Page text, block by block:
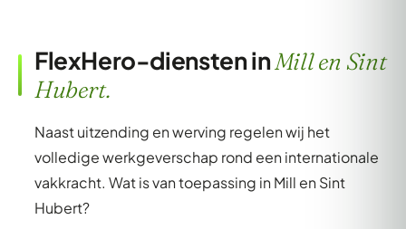
FlexHero-diensten inMill en Sint
Hubert.
Naast uitzending en werving regelen wij het
volledige werkgeverschap rond een internationale
vakkracht. Wat is van toepassing in Mill en Sint
Hubert?